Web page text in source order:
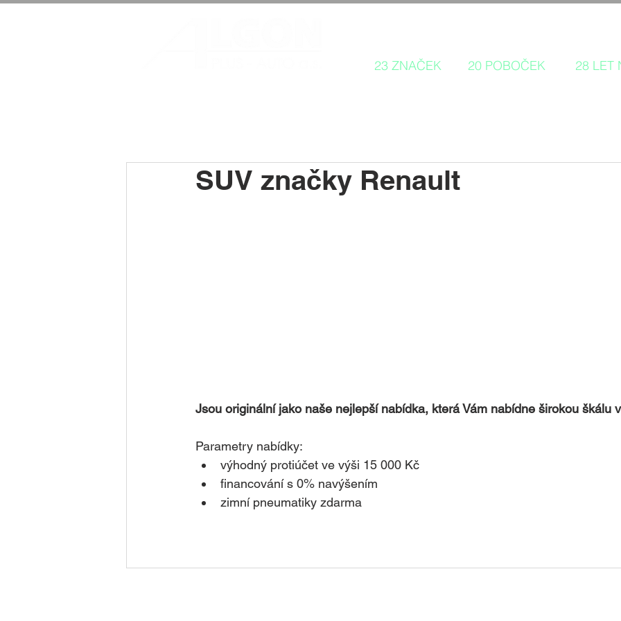
23 ZNAČEK 20 POBOČEK 28 LET
SUV značky Renault
Jsou originální jako naše nejlepší nabídka, která Vám nabídne širokou škálu
Parametry nabídky:
výhodný protiúčet ve výši 15 000 Kč
financování s 0% navýšením
zimní pneumatiky zdarma